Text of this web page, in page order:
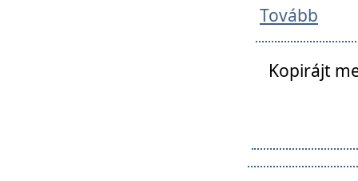
Tovább
Kopirájt